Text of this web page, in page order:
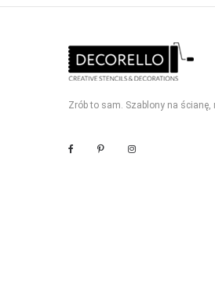
Zrób to sam. Szablony na ścianę,